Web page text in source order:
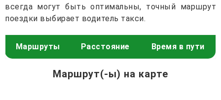
всегда могут быть оптимальны, точный маршрут
поездки выбирает водитель такси.
Маршруты Расстояние Время в пути
Маршрут(-ы) на карте